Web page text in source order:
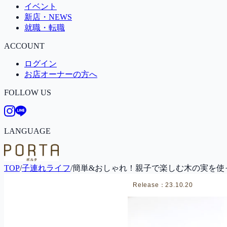
イベント
新店・NEWS
就職・転職
ACCOUNT
ログイン
お店オーナーの方へ
FOLLOW US
LANGUAGE
TOP/子連れライフ/簡単&おしゃれ！親子で楽しむ木の実を使